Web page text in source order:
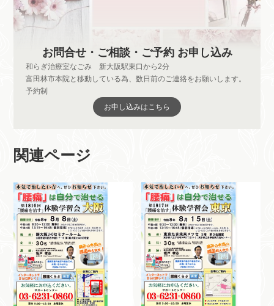
お問合せ・ご相談・ご予約 お申し込み
和らぎ治療室なごみ 新大阪駅東口から2分
富田林市本院と移動している為、数日前のご連絡をお願いします。
予約制
お申し込みはこちら
関連ページ